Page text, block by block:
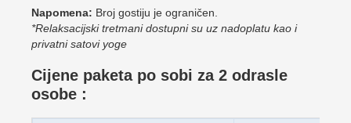
Napomena: Broj gostiju je ograničen.
*Relaksacijski tretmani dostupni su uz nadoplatu kao i
privatni satovi yoge
Cijene paketa po sobi za 2 odrasle
osobe :